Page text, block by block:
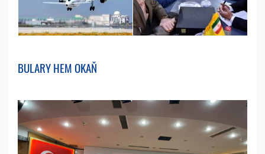
BULARY HEM OKAŇ